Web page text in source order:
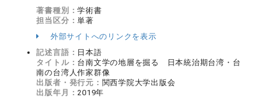
著書種別：学術書
担当区分：単著
外部サイトへのリンクを表示
記述言語： 日本語
タイトル： 台南文学の地層を掘る 日本統治期台湾・台
南の台湾人作家群像
出版者・発行元： 関西学院大学出版会
出版年月：2019年